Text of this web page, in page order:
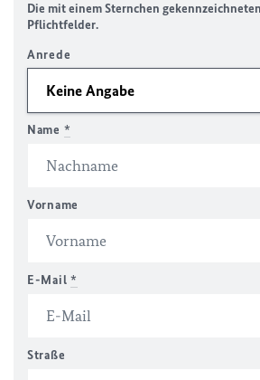
Die mit einem Sternchen
Pflichtfelder.
Anrede
Name *
Vorname
E-Mail *
Straße